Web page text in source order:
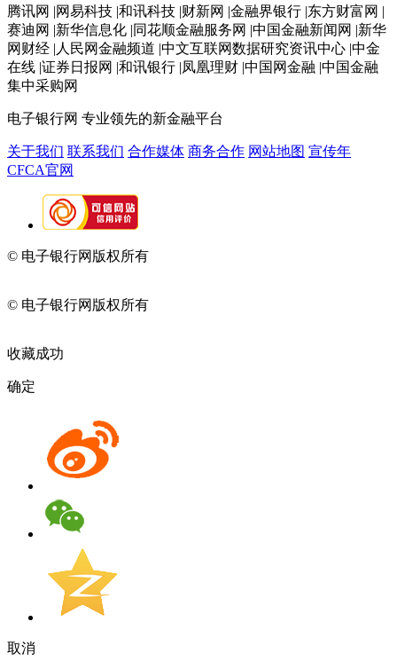
腾讯网 |网易科技 |和讯科技 |财新网 |金融界银行 |东方财富网 |
赛迪网 |新华信息化 |同花顺金融服务网 |中国金融新闻网 |新华
网财经 |人民网金融频道 |中文互联网数据研究资讯中心 |中金
在线 |证券日报网 |和讯银行 |凤凰理财 |中国网金融 |中国金融
集中采购网
电子银行网 专业领先的新金融平台
关于我们 联系我们 合作媒体 商务合作 网站地图 宣传年
CFCA官网
© 电子银行网版权所有
© 电子银行网版权所有
收藏成功
确定
取消